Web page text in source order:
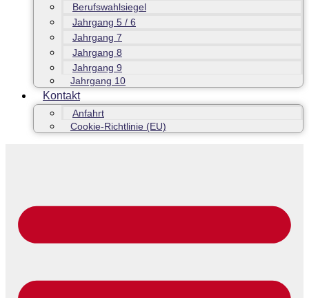
Berufswahlsiegel
Jahrgang 5 / 6
Jahrgang 7
Jahrgang 8
Jahrgang 9
Jahrgang 10
Kontakt
Anfahrt
Cookie-Richtlinie (EU)